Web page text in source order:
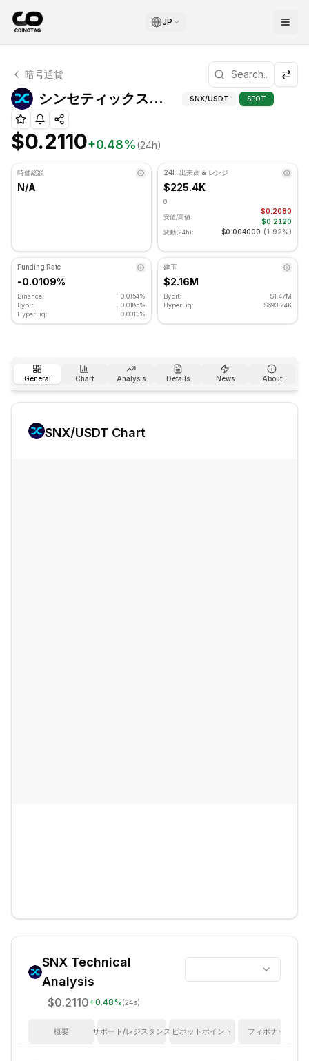
JP
シンセティックス テクニカル分析
シンセティックス 現在 $0.2110 で取引されています.
暗号通貨
シンセティックス（SNX）上級指標 シンセ
SNX/USDT SPOT
$0.2110+0.48%(24h)
時価総額
N/A
24H 出来高 & レンジ
$225.4K
0
安値/高値:
$0.2080
$0.2120
変動(24h): $0.004000 (1.92%)
Funding Rate
-0.0109%
Binance:
-0.0154%
Bybit:
-0.0185%
HyperLiq:
0.0013%
建玉
$2.16M
Bybit:
$1.47M
HyperLiq:
$693.24K
General Chart Analysis Details News About
SNX/USDT Chart
SNX Technical
Analysis
$0.2110+0.48%(24s)
概要 サポート/レジスタンス ピボットポイント フィボナッチ